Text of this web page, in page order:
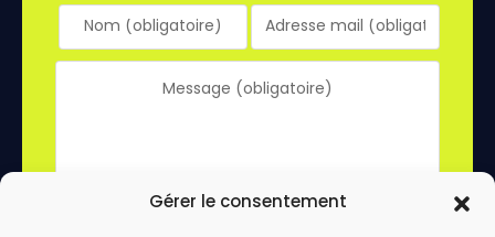
Gérer le consentement